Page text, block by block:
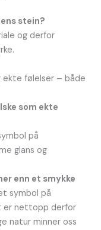
stein?
og derfor
følelser – både
som ekte
på
glans og
enn et smykke
symbol på
er nettopp derfor
natur minner oss